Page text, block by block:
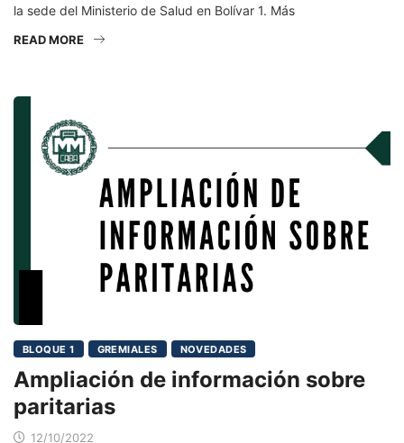
la sede del Ministerio de Salud en Bolívar 1. Más
READ MORE
BLOQUE 1 GREMIALES NOVEDADES
Ampliación de información sobre
paritarias
12/10/2022